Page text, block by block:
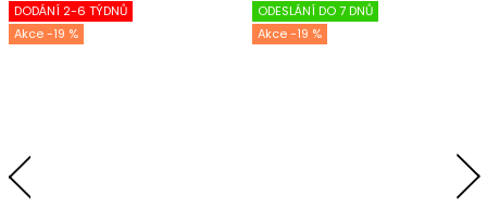
DODÁNÍ 2-6 TÝDNŮ
-19 %
ODESLÁNÍ DO 7 DNŮ
-19 %